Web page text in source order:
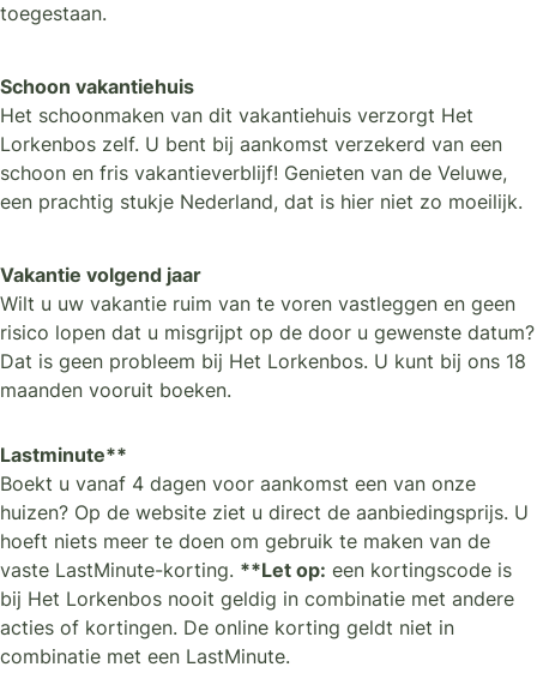
toegestaan.
Schoon vakantiehuis
Het schoonmaken van dit vakantiehuis verzorgt Het
Lorkenbos zelf. U bent bij aankomst verzekerd van een
schoon en fris vakantieverblijf! Genieten van de Veluwe,
een prachtig stukje Nederland, dat is hier niet zo moeilijk.
Vakantie volgend jaar
Wilt u uw vakantie ruim van te voren vastleggen en geen
risico lopen dat u misgrijpt op de door u gewenste datum?
Dat is geen probleem bij Het Lorkenbos. U kunt bij ons 18
maanden vooruit boeken.
Lastminute**
Boekt u vanaf 4 dagen voor aankomst een van onze
huizen? Op de website ziet u direct de aanbiedingsprijs. U
hoeft niets meer te doen om gebruik te maken van de
vaste LastMinute-korting. **Let op: een kortingscode is
bij Het Lorkenbos nooit geldig in combinatie met andere
acties of kortingen. De online korting geldt niet in
combinatie met een LastMinute.